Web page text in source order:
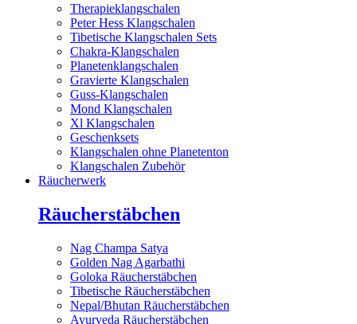
Therapieklangschalen
Peter Hess Klangschalen
Tibetische Klangschalen Sets
Chakra-Klangschalen
Planetenklangschalen
Gravierte Klangschalen
Guss-Klangschalen
Mond Klangschalen
Xl Klangschalen
Geschenksets
Klangschalen ohne Planetenton
Klangschalen Zubehör
Räucherwerk
Räucherstäbchen
Nag Champa Satya
Golden Nag Agarbathi
Goloka Räucherstäbchen
Tibetische Räucherstäbchen
Nepal/Bhutan Räucherstäbchen
Ayurveda Räucherstäbchen